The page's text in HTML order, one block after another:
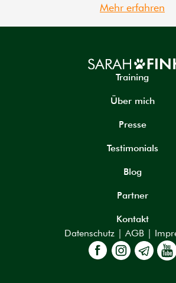
Mehr erfahren
Training
Über mich
Presse
Testimonials
Blog
Partner
Kontakt
Datenschutz| AGB|